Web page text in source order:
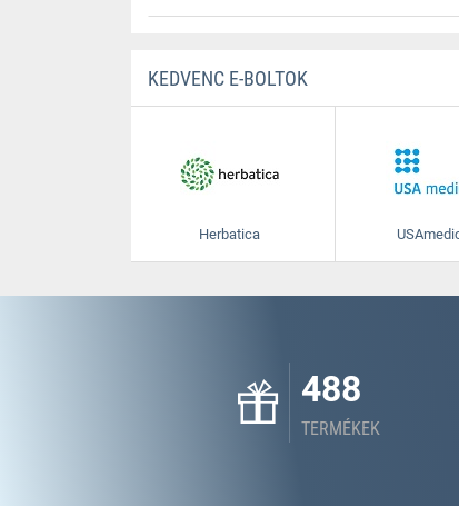
KEDVENC E-BOLTOK
Herbatica
488
TERMÉKEK